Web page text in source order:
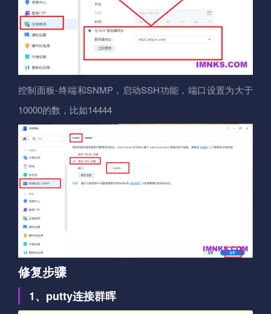
控制面板-终端和SNMP，启动SSH功能，端口设置为大于
10000的数，比如14444
修复步骤
1、putty连接群晖